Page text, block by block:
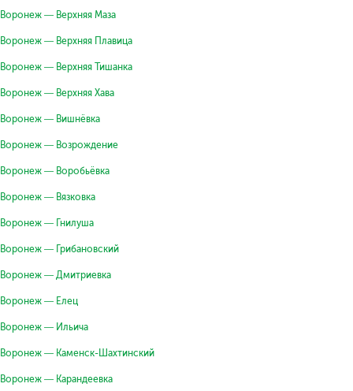
Воронеж — Верхняя Маза
Воронеж — Верхняя Плавица
Воронеж — Верхняя Тишанка
Воронеж — Верхняя Хава
Воронеж — Вишнёвка
Воронеж — Возрождение
Воронеж — Воробьёвка
Воронеж — Вязковка
Воронеж — Гнилуша
Воронеж — Грибановский
Воронеж — Дмитриевка
Воронеж — Елец
Воронеж — Ильича
Воронеж — Каменск-Шахтинский
Воронеж — Карандеевка